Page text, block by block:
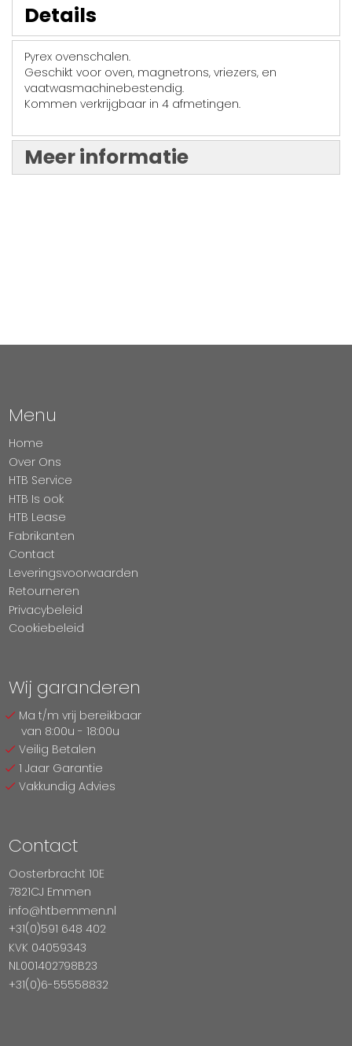
Details
Pyrex ovenschalen.
Geschikt voor oven, magnetrons, vriezers, en
vaatwasmachinebestendig.
Kommen verkrijgbaar in 4 afmetingen.
Meer informatie
Menu
Home
Over Ons
HTB Service
HTB Is ook
HTB Lease
Fabrikanten
Contact
Leveringsvoorwaarden
Retourneren
Privacybeleid
Cookiebeleid
Wij garanderen
Ma t/m vrij bereikbaar
van 8:00u - 18:00u
Veilig Betalen
1 Jaar Garantie
Vakkundig Advies
Contact
Oosterbracht 10E
7821CJ Emmen
info@htbemmen.nl
+31(0)591 648 402
KVK 04059343
NL001402798B23
+31(0)6-55558832